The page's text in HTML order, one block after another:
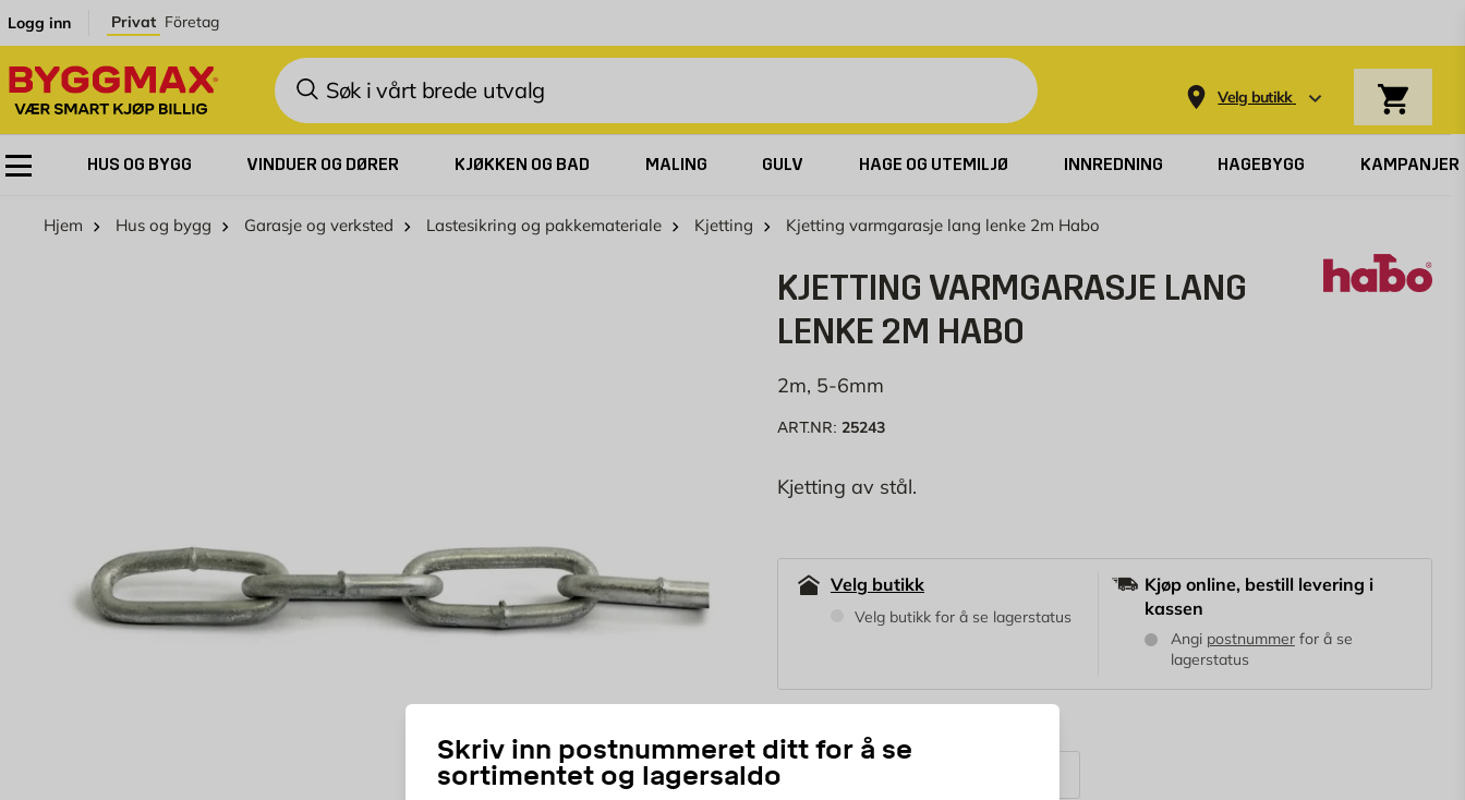
Logg inn Privat Företag
Søk
Velg butikk
Skriv inn postnummeret ditt for å se
sortimentet og lagersaldo
HUS OG BYGG VINDUER OG DØRER KJØKKEN OG BAD MALING GULV HAGE OG UTEMILJØ INNREDNING HAGEBYGG KAMPANJER
Hjem Hus og bygg Garasje og verksted Lastesikring og pakkemateriale Kjetting Kjetting varmgarasje lang lenke 2m Habo
KJETTING VARMGARASJE LANG
LENKE 2M HABO
2m, 5-6mm
ART.NR: 25243
Kjetting av stål.
Velg butikk
Velg butikk for å se lagerstatus
Kjøp online, bestill levering i
kassen
Angi postnummerfor å se
lagerstatus
Tykkelse: